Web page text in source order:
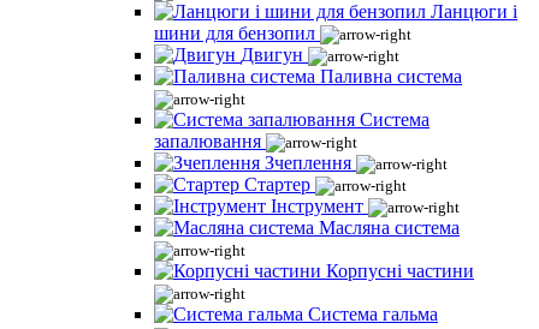
Ланцюги і
шини для бензопил
Двигун
Паливна система
Система
запалювання
Зчеплення
Стартер
Інструмент
Масляна система
Корпусні частини
Система гальма